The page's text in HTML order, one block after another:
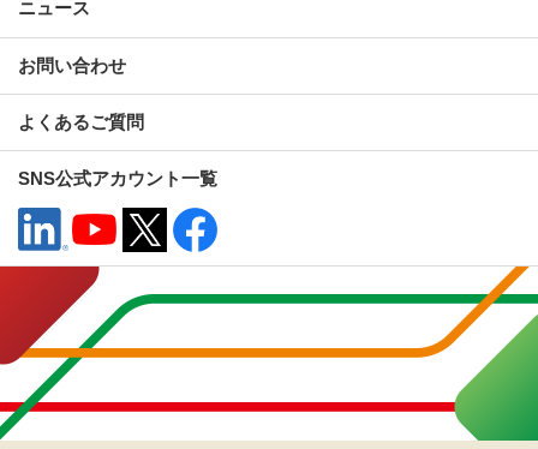
ニュース
お問い合わせ
よくあるご質問
SNS公式アカウント一覧